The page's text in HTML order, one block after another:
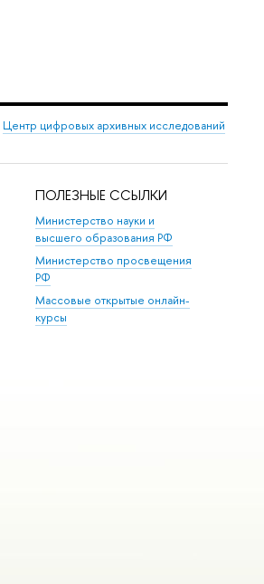
Центр цифровых архивных исследований
ПОЛЕЗНЫЕ ССЫЛКИ
Министерство науки и
высшего образования РФ
Министерство просвещения
РФ
Массовые открытые онлайн-
курсы